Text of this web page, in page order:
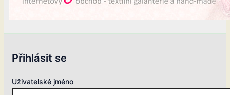
Přihlásit se
Uživatelské jméno